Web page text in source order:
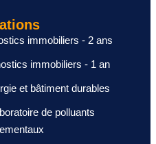
immobiliers - 2 ans
immobiliers - 1 an
et bâtiment durables
de polluants